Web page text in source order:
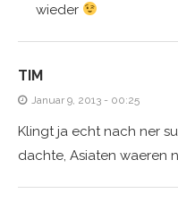
wieder
TIM
Januar 9, 2013 - 00:25
Klingt ja echt nach ner
dachte, Asiaten waeren